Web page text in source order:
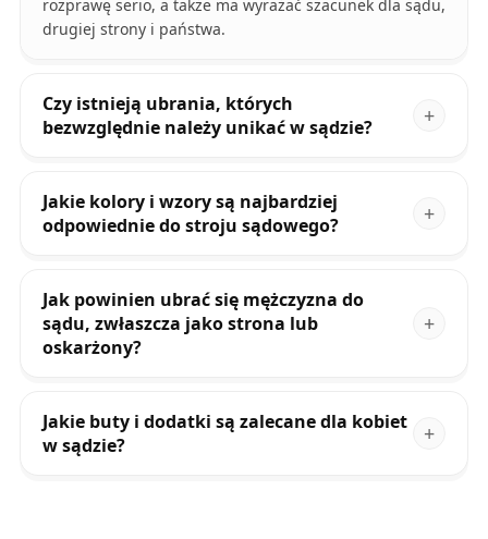
rozprawę serio, a także ma wyrażać szacunek dla sądu,
drugiej strony i państwa.
Czy istnieją ubrania, których
bezwzględnie należy unikać w sądzie?
Jakie kolory i wzory są najbardziej
odpowiednie do stroju sądowego?
Jak powinien ubrać się mężczyzna do
sądu, zwłaszcza jako strona lub
oskarżony?
Jakie buty i dodatki są zalecane dla kobiet
w sądzie?